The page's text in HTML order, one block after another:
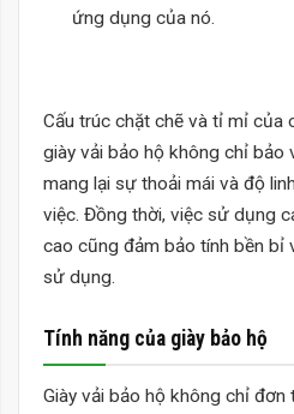
ứng dụng của nó.
Cấu trúc chặt chẽ và tỉ mỉ của
giày vải bảo hộ không chỉ bảo
mang lại sự thoải mái và độ
việc. Đồng thời, việc sử dụng
cao cũng đảm bảo tính bền bỉ
sử dụng.
Tính năng của giày bảo hộ
Giày vải bảo hộ không chỉ đơn